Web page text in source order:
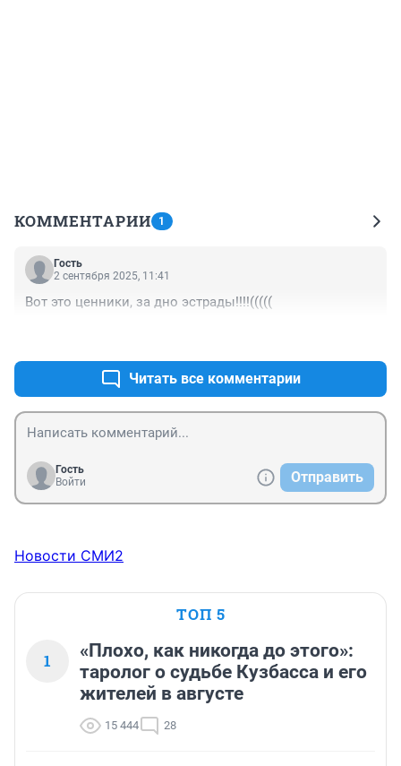
КОММЕНТАРИИ 1
Гость
2 сентября 2025, 11:41
Вот это ценники, за дно эстрады!!!!(((((
Читать все комментарии
Гость
Войти
Отправить
Новости СМИ2
ТОП 5
1
«Плохо, как никогда до этого»:
таролог о судьбе Кузбасса и его
жителей в августе
15 444 28